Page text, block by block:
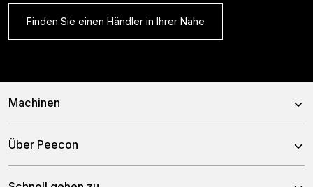
Finden Sie einen Händler in Ihrer Nähe
Machinen
Mischwagen
Über Peecon